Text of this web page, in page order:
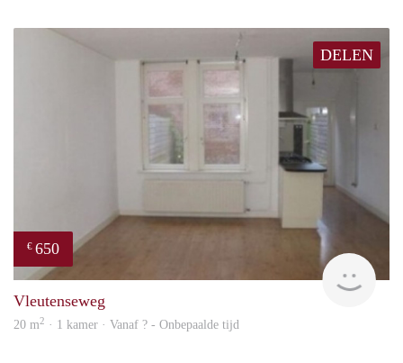
DELEN
€ 650
Vleutenseweg
20 m2 · 1 kamer · Vanaf ? - Onbepaalde tijd